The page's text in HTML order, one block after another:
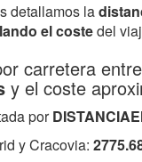
detallamos la
el costedel
carretera
y el coste
por
y Cracovia: